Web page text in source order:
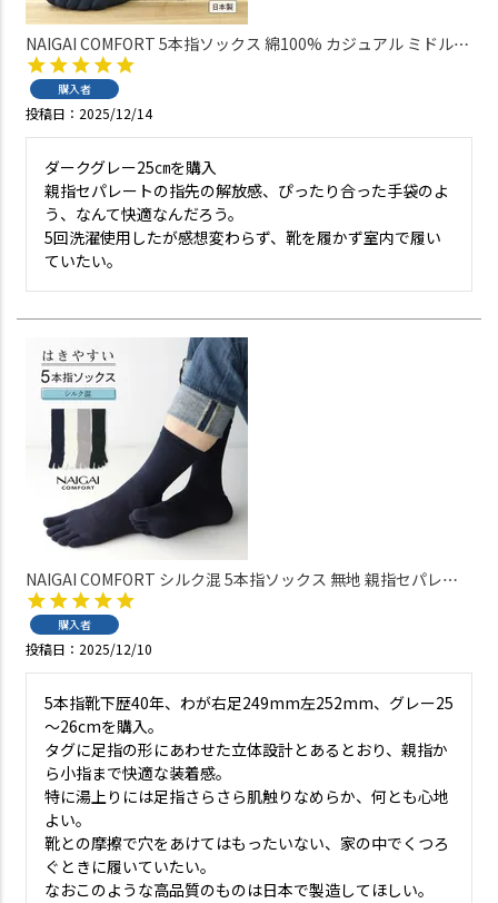
NAIGAI COMFORT 5本指ソックス 綿100% カジュアル ミドル丈
メンズ 【365日最短翌日発送】 02302620
購入者
投稿日 2025/12/14
ダークグレー25㎝を購入
親指セパレートの指先の解放感、ぴったり合った手袋のよ
う、なんて快適なんだろう。
5回洗濯使用したが感想変わらず、靴を履かず室内で履い
ていたい。
NAIGAI COMFORT シルク混 5本指ソックス 無地 親指セパレー
ト ホールガーメント クルー丈 メンズ【365日最短翌日発送】
02300618
購入者
投稿日 2025/12/10
5本指靴下歴40年、わが右足249mm左252mm、グレー25
～26cmを購入。
タグに足指の形にあわせた立体設計とあるとおり、親指か
ら小指まで快適な装着感。
特に湯上りには足指さらさら肌触りなめらか、何とも心地
よい。
靴との摩擦で穴をあけてはもったいない、家の中でくつろ
ぐときに履いていたい。
なおこのような高品質のものは日本で製造してほしい。